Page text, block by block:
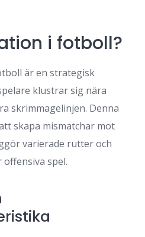
i fotboll?
är en strategisk
klustrar sig nära
skrimmagelinjen. Denna
skapa mismatchar mot
varierade rutter och
spel.